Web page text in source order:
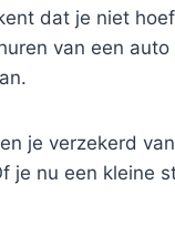
dat je niet
van een
je verzekerd
je nu een kleine